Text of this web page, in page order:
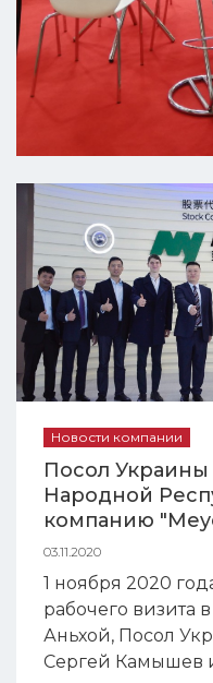
Новости компании
Посол Украины
Народной
компанию
03.11.2020
1 ноября 2020
рабочего визита
Аньхой, Посол
Сергей Камышев